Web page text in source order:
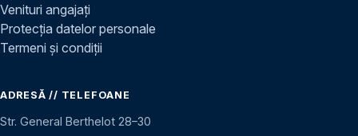
Venituri angajați
Protecția datelor personale
Termeni și condiții
ADRESĂ // TELEFOANE
Str. General Berthelot 28–30